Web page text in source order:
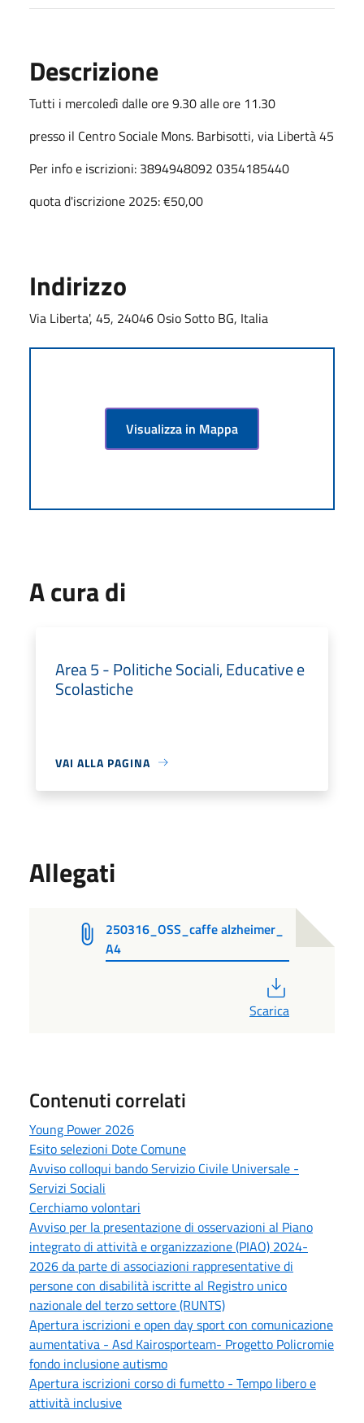
Descrizione
Tutti i mercoledì dalle ore 9.30 alle ore 11.30
presso il Centro Sociale Mons. Barbisotti, via Libertà 45
Per info e iscrizioni: 3894948092 0354185440
quota d'iscrizione 2025: €50,00
Indirizzo
Via Liberta', 45, 24046 Osio Sotto BG, Italia
Visualizza in Mappa
A cura di
Area 5 - Politiche Sociali, Educative e
Scolastiche
VAI ALLA PAGINA
Allegati
250316_OSS_caffe alzheimer_
A4
Scarica
Contenuti correlati
Young Power 2026
Esito selezioni Dote Comune
Avviso colloqui bando Servizio Civile Universale -
Servizi Sociali
Cerchiamo volontari
Avviso per la presentazione di osservazioni al Piano
integrato di attività e organizzazione (PIAO) 2024-
2026 da parte di associazioni rappresentative di
persone con disabilità iscritte al Registro unico
nazionale del terzo settore (RUNTS)
Apertura iscrizioni e open day sport con comunicazione
aumentativa - Asd Kairosporteam- Progetto Policromie
fondo inclusione autismo
Apertura iscrizioni corso di fumetto - Tempo libero e
attività inclusive